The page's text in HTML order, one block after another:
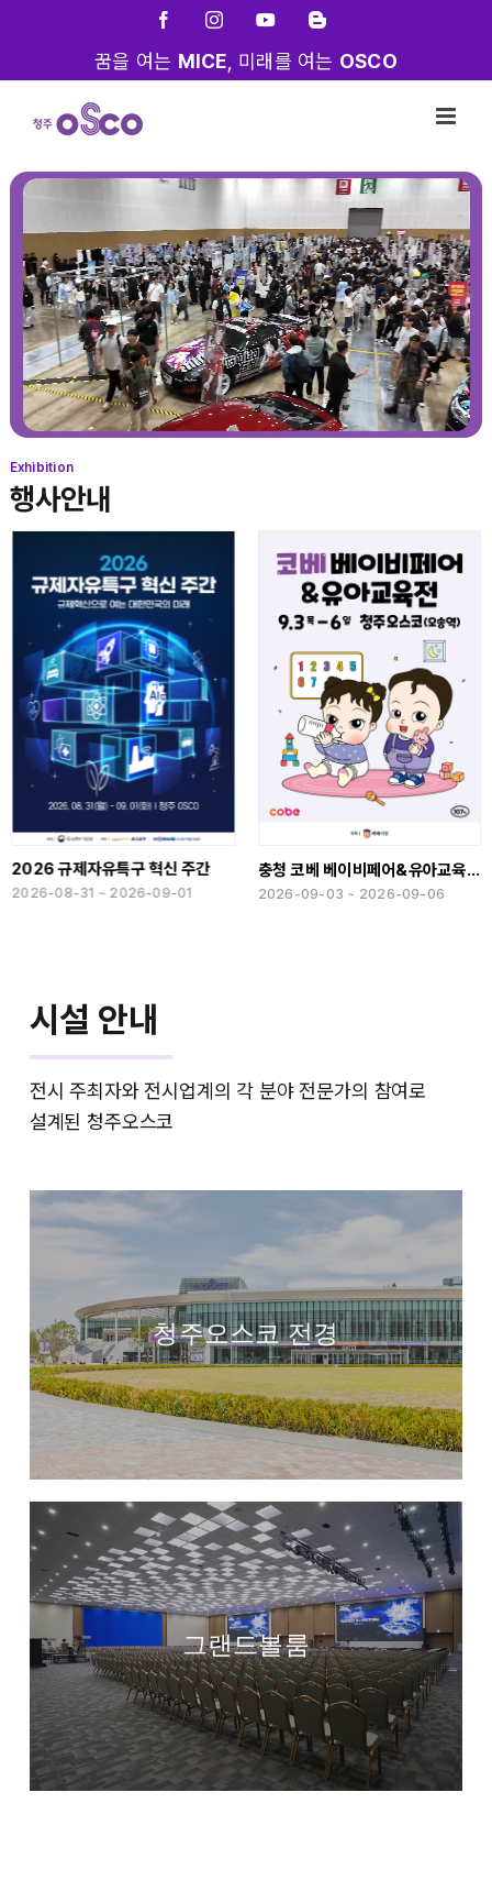
FacebookInstagramYouTubeBlogger
꿈을 여는 MICE , 미래를 여는 OSCO
Exhibition
행사안내
2026 규제자유특구 혁신 주간
2026-08-31 ~ 2026-09-01
충청 코베 베이비페어&유아교육전(하반기)
2026-09-03 ~ 2026-09-06
시설 안내
전시 주최자와 전시업계의 각 분야 전문가의 참여로
설계된 청주오스코
청주오스코 전경
그랜드볼룸